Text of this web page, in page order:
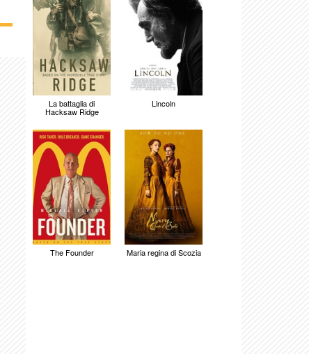
La battaglia di
Hacksaw Ridge
Lincoln
The Founder Maria regina di Scozia